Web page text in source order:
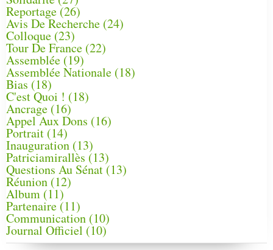
Reportage (26)
Avis De Recherche (24)
Colloque (23)
Tour De France (22)
Assemblée (19)
Assemblée Nationale (18)
Bias (18)
C'est Quoi ! (18)
Ancrage (16)
Appel Aux Dons (16)
Portrait (14)
Inauguration (13)
Patriciamirallès (13)
Questions Au Sénat(13)
Réunion (12)
Album (11)
Partenaire(11)
Communication (10)
Journal Officiel (10)